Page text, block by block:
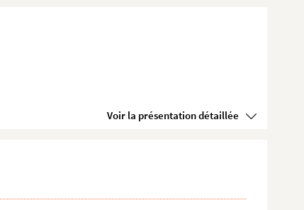
Voir la présentation détaillée